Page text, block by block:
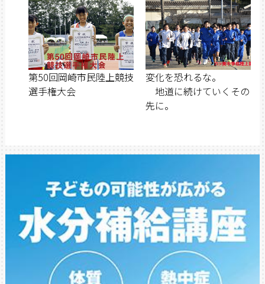
第50回岡崎市民陸上競技
選手権大会
変化を恐れるな。
地道に続けていくその
先に。